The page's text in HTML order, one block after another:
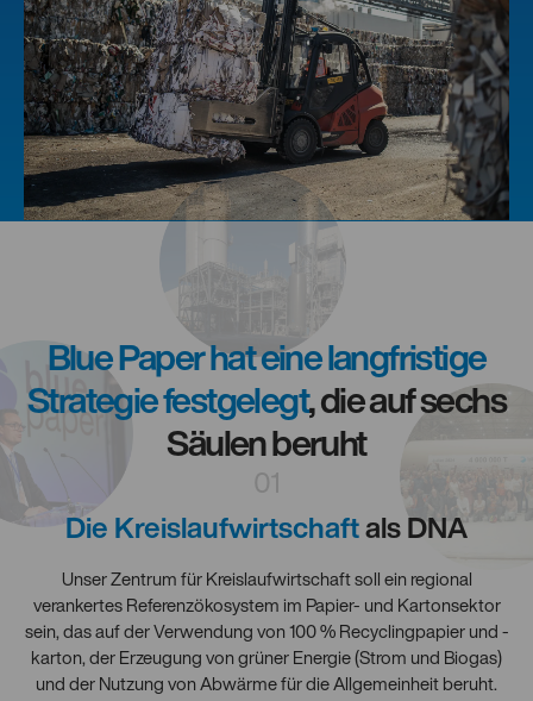
Blue Paper hat eine langfristige
Strategie festgelegt, die auf sechs
Säulen beruht
01
Die Kreislaufwirtschaft als DNA
Unser Zentrum für Kreislaufwirtschaft soll ein regional
verankertes Referenzökosystem im Papier- und Kartonsektor
sein, das auf der Verwendung von 100 % Recyclingpapier und -
karton, der Erzeugung von grüner Energie (Strom und Biogas)
und der Nutzung von Abwärme für die Allgemeinheit beruht.